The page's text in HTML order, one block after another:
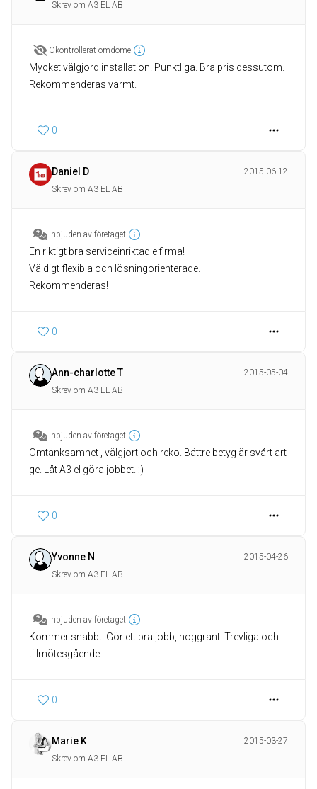
Skrev om A3 EL AB
Okontrollerat omdöme
Mycket välgjord installation. Punktliga. Bra pris dessutom.
Rekommenderas varmt.
0
Daniel D
2015-06-12
Skrev om A3 EL AB
Inbjuden av företaget
En riktigt bra serviceinriktad elfirma!
Väldigt flexibla och lösningorienterade.
Rekommenderas!
0
Ann-charlotte T
2015-05-04
Skrev om A3 EL AB
Inbjuden av företaget
Omtänksamhet , välgjort och reko. Bättre betyg är svårt art
ge. Låt A3 el göra jobbet. :)
0
Yvonne N
2015-04-26
Skrev om A3 EL AB
Inbjuden av företaget
Kommer snabbt. Gör ett bra jobb, noggrant. Trevliga och
tillmötesgående.
0
Marie K
2015-03-27
Skrev om A3 EL AB